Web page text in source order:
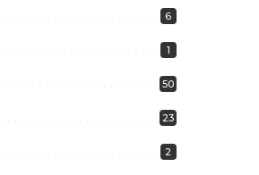
6
1
50
23
2